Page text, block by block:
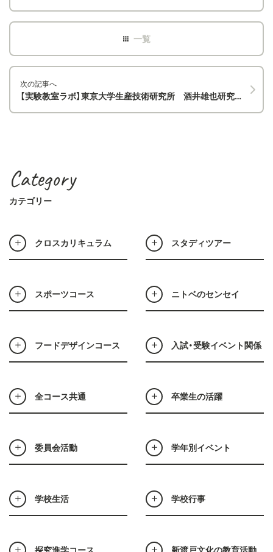
次の記事へ
【実験教室ラボ】東京大学生産技術研究所 酒井雄也研究室でスーパーコンクリートの作成方法を学びました！
Category
カテゴリー
クロスカリキュラム スタディツアー
スポーツコース ニトベのセンセイ
フードデザインコース 入試・受験イベント関係
全コース共通 卒業生の活躍
委員会活動 学年別イベント
学校生活 学校行事
探究進学コース 新渡戸文化の教育活動